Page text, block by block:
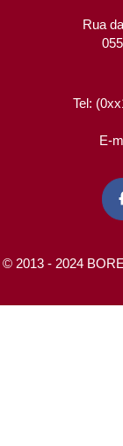
Rua
Tel:
E-
© 2013 - 2024